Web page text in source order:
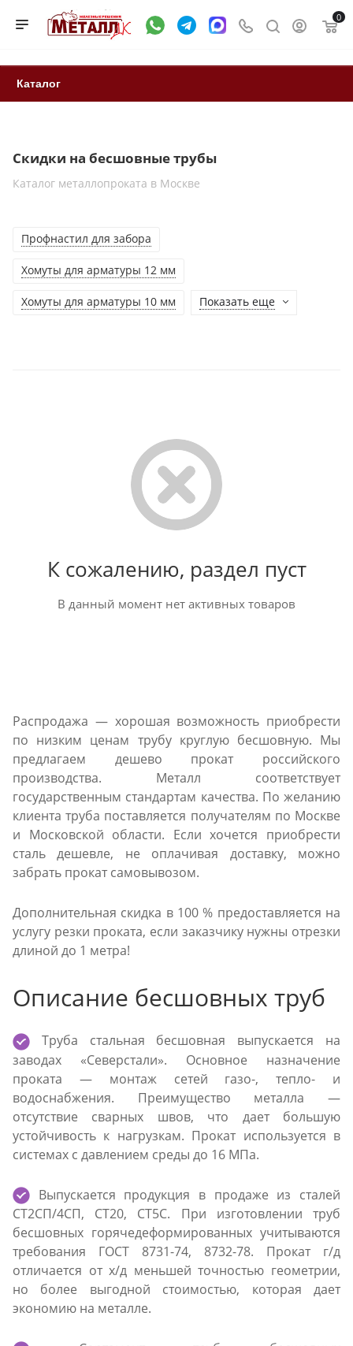
0
Каталог
Скидки на бесшовные трубы
Каталог металлопроката в Москве
Профнастил для забора
Хомуты для арматуры 12 мм
Хомуты для арматуры 10 мм Показать еще
К сожалению, раздел пуст
В данный момент нет активных товаров
Распродажа — хорошая возможность приобрести
по низким ценам трубу круглую бесшовную. Мы
предлагаем дешево прокат российского
производства. Металл соответствует
государственным стандартам качества. По желанию
клиента труба поставляется получателям по Москве
и Московской области. Если хочется приобрести
сталь дешевле, не оплачивая доставку, можно
забрать прокат самовывозом.
Дополнительная скидка в 100 % предоставляется на
услугу резки проката, если заказчику нужны отрезки
длиной до 1 метра!
Описание бесшовных труб
Труба стальная бесшовная выпускается на
заводах «Северстали». Основное назначение
проката — монтаж сетей газо-, тепло- и
водоснабжения. Преимущество металла —
отсутствие сварных швов, что дает большую
устойчивость к нагрузкам. Прокат используется в
системах с давлением среды до 16 МПа.
Выпускается продукция в продаже из сталей
СТ2СП/4СП, СТ20, СТ5С. При изготовлении труб
бесшовных горячедеформированных учитываются
требования ГОСТ 8731-74, 8732-78. Прокат г/д
отличается от х/д меньшей точностью геометрии,
но более выгодной стоимостью, которая дает
экономию на металле.